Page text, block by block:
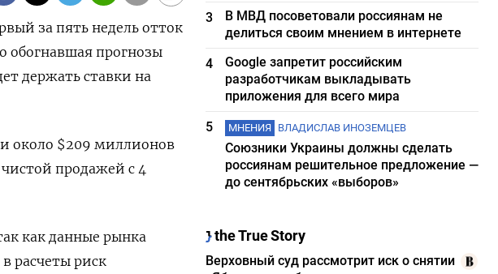
за пять недель отток
обогнавшая прогнозы
держать ставки на
около $209 миллионов
продажей с 4
как данные рынка
расчеты риск
3
В МВД посоветовали россиянам не
делиться своим мнением в интернете
4
Google запретит российским
разработчикам выкладывать
приложения для всего мира
5
МНЕНИЯ ВЛАДИСЛАВ ИНОЗЕМЦЕВ
Союзники Украины должны сделать
россиянам решительное предложение —
до сентябрьских «выборов»